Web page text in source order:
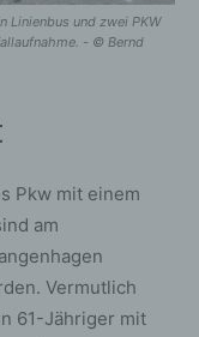
Linienbus und zwei PKW
- © Bernd
Pkw mit einem
am
Vermutlich
61-Jähriger mit